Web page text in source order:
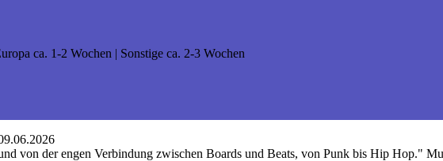
ca. 1-2 Wochen | Sonstige ca. 2-3 Wochen
von der engen Verbindung zwischen Boards und Beats, von Punk bis Hip Hop."